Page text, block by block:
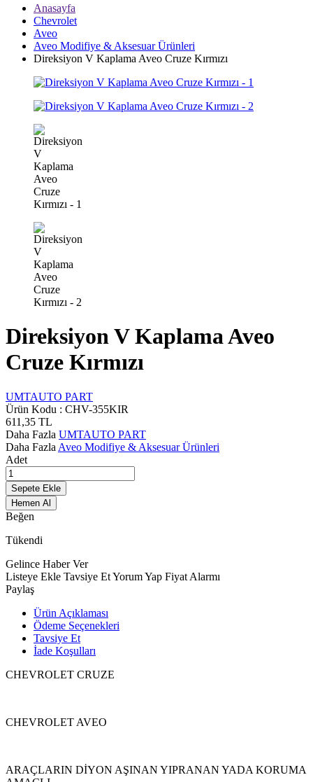
Anasayfa
Chevrolet
Aveo
Aveo Modifiye & Aksesuar Ürünleri
Direksiyon V Kaplama Aveo Cruze Kırmızı
Direksiyon V Kaplama Aveo
Cruze Kırmızı
UMTAUTO PART
Ürün Kodu : CHV-355KIR
611,35 TL
Daha Fazla UMTAUTO PART
Daha Fazla Aveo Modifiye & Aksesuar Ürünleri
Adet
Sepete Ekle
Hemen Al
Beğen
Tükendi
Gelince Haber Ver
Listeye Ekle Tavsiye EtYorum Yap Fiyat Alarmı
Paylaş
Ürün Açıklaması
Ödeme Seçenekleri
Tavsiye Et
İade Koşulları
CHEVROLET CRUZE
CHEVROLET AVEO
ARAÇLARIN DİYON AŞINAN YIPRANAN YADA KORUMA